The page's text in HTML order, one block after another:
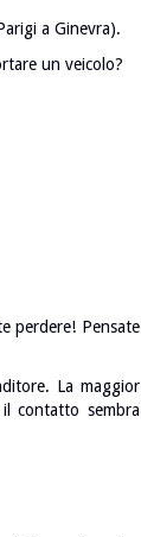
a Ginevra).
un veicolo?
perdere! Pensate
La maggior
contatto sembra